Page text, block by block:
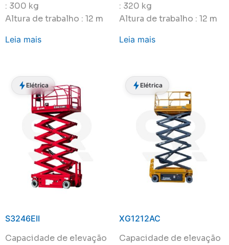
: 300 kg
Altura de trabalho : 12 m
Leia mais
: 320 kg
Altura de trabalho : 12 m
Leia mais
Elétrica
S3246EII
Capacidade de elevação
Elétrica
XG1212AC
Capacidade de elevação